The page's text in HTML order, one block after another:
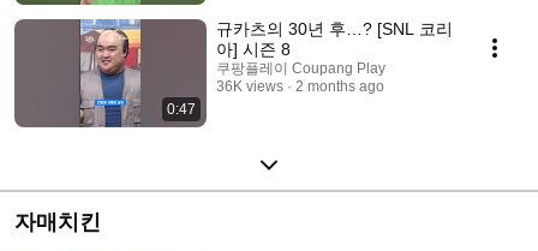
0:47
규카츠의 30년 후…? [SNL 코리
아] 시즌 8
쿠팡플레이 Coupang Play
36K views
2 months ago
자매치킨